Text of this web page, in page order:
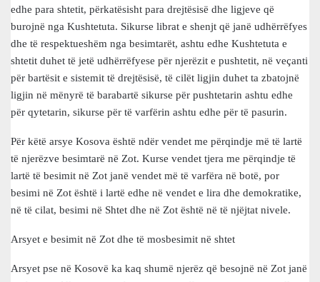
edhe para shtetit, përkatësisht para drejtësisë dhe ligjeve që
burojnë nga Kushtetuta. Sikurse librat e shenjt që janë udhërrëfyes
dhe të respektueshëm nga besimtarët, ashtu edhe Kushtetuta e
shtetit duhet të jetë udhërrëfyese për njerëzit e pushtetit, në veçanti
për bartësit e sistemit të drejtësisë, të cilët ligjin duhet ta zbatojnë
ligjin në mënyrë të barabartë sikurse për pushtetarin ashtu edhe
për qytetarin, sikurse për të varfërin ashtu edhe për të pasurin.
Për këtë arsye Kosova është ndër vendet me përqindje më të lartë
të njerëzve besimtarë në Zot. Kurse vendet tjera me përqindje të
lartë të besimit në Zot janë vendet më të varfëra në botë, por
besimi në Zot është i lartë edhe në vendet e lira dhe demokratike,
në të cilat, besimi në Shtet dhe në Zot është në të njëjtat nivele.
Arsyet e besimit në Zot dhe të mosbesimit në shtet
Arsyet pse në Kosovë ka kaq shumë njerëz që besojnë në Zot janë